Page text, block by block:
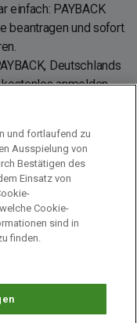
einfach: PAYBACK
beantragen und sofort
Deutschlands
anmelden
Netto · C&A ·
und fortlaufend zu
Ausspielung von
Bestätigen des
Einsatz von
Cookie-
sind in
finden.